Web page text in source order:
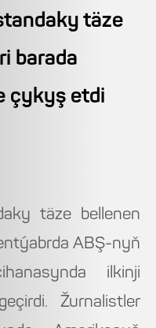
täze
barada
çykyş etdi
täze bellenen
ABŞ-nyň
ilkinji
Žurnalistler